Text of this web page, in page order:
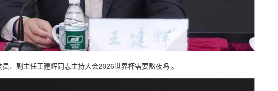
、副主任王建辉同志主持大会2026世界杯需要熬夜吗 。